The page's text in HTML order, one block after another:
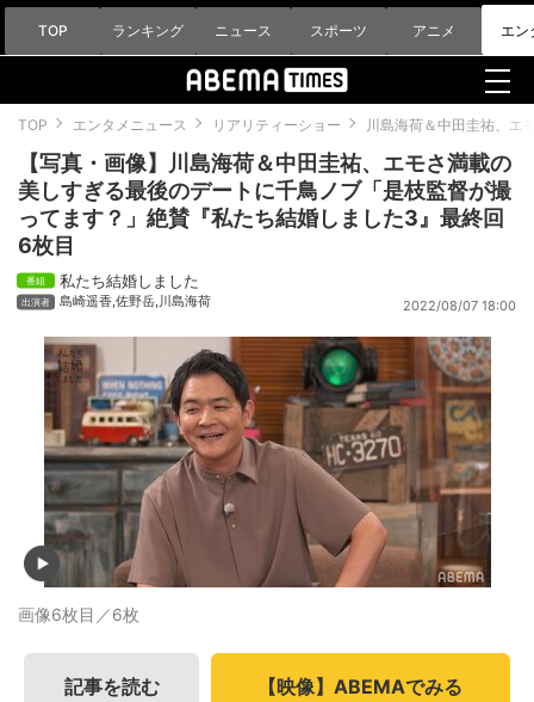
TOP ランキング ニュース スポーツ アニメ エン
TOP エンタメニュース リアリティーショー 川島海荷＆中田圭祐、エ
【写真・画像】川島海荷＆中田圭祐、エモさ満載の
美しすぎる最後のデートに千鳥ノブ「是枝監督が撮
ってます？」絶賛『私たち結婚しました3』最終回
6枚目
私たち結婚しました
島崎遥香,佐野岳, 川島海荷 2022/08/07 18:00
画像6枚目／6枚
記事を読む 【映像】ABEMAでみる